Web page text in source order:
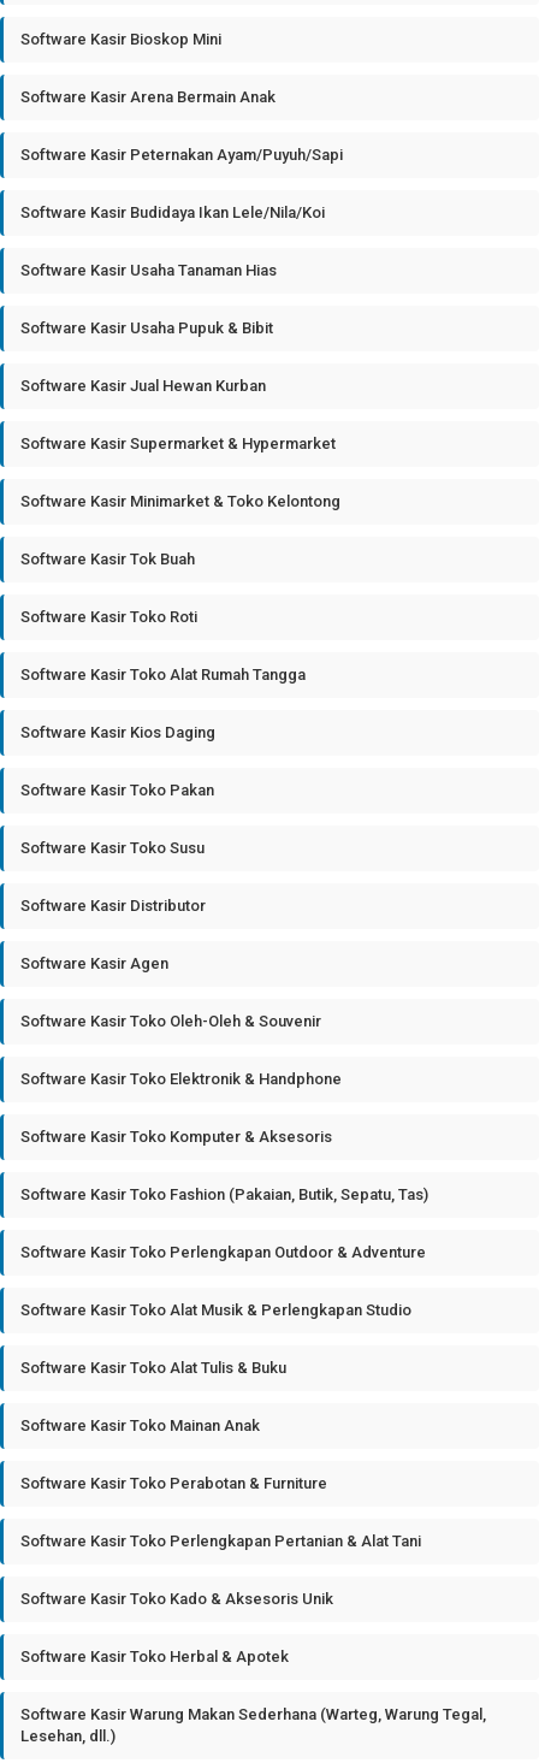
Software Kasir Bioskop Mini
Software Kasir Arena Bermain Anak
Software Kasir Peternakan Ayam/Puyuh/Sapi
Software Kasir Budidaya Ikan Lele/Nila/Koi
Software Kasir Usaha Tanaman Hias
Software Kasir Usaha Pupuk & Bibit
Software Kasir Jual Hewan Kurban
Software Kasir Supermarket & Hypermarket
Software Kasir Minimarket & Toko Kelontong
Software Kasir Tok Buah
Software Kasir Toko Roti
Software Kasir Toko Alat Rumah Tangga
Software Kasir Kios Daging
Software Kasir Toko Pakan
Software Kasir Toko Susu
Software Kasir Distributor
Software Kasir Agen
Software Kasir Toko Oleh-Oleh & Souvenir
Software Kasir Toko Elektronik & Handphone
Software Kasir Toko Komputer & Aksesoris
Software Kasir Toko Fashion (Pakaian, Butik, Sepatu, Tas)
Software Kasir Toko Perlengkapan Outdoor & Adventure
Software Kasir Toko Alat Musik & Perlengkapan Studio
Software Kasir Toko Alat Tulis & Buku
Software Kasir Toko Mainan Anak
Software Kasir Toko Perabotan & Furniture
Software Kasir Toko Perlengkapan Pertanian & Alat Tani
Software Kasir Toko Kado & Aksesoris Unik
Software Kasir Toko Herbal & Apotek
Software Kasir Warung Makan Sederhana (Warteg, Warung Tegal,
Lesehan, dll.)